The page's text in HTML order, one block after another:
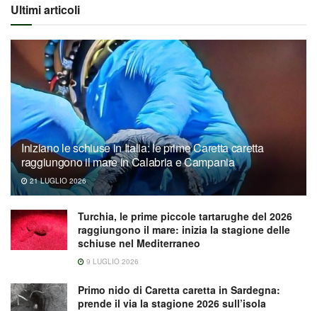
Ultimi articoli
Iniziano le schiuse in Italia: le prime Caretta caretta
raggiungono il mare in Calabria e Campania
21 LUGLIO 2026
Turchia, le prime piccole tartarughe del 2026
raggiungono il mare: inizia la stagione delle
schiuse nel Mediterraneo
9 LUGLIO 2026
Primo nido di Caretta caretta in Sardegna:
prende il via la stagione 2026 sull’isola